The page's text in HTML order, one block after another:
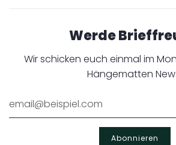
Werde
Wir schicken euch einmal im
Hängematten